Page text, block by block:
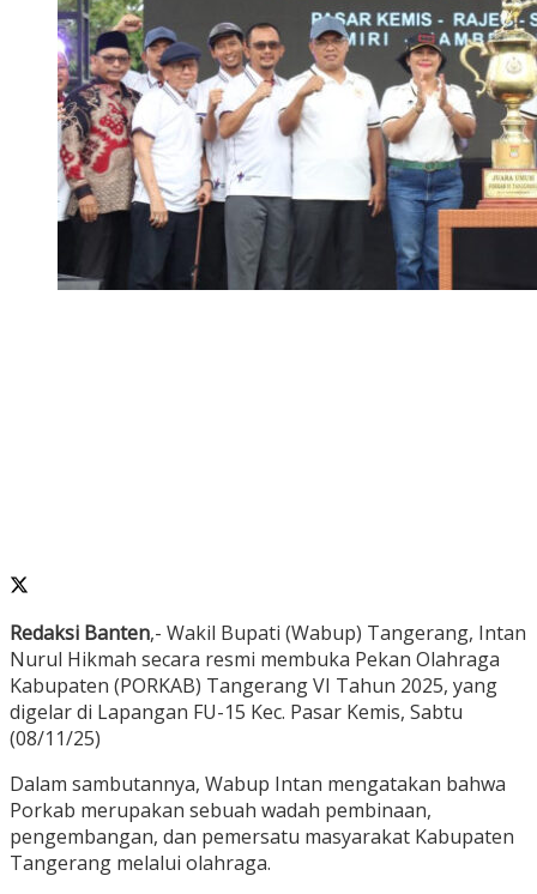
Redaksi Banten,- Wakil Bupati (Wabup) Tangerang, Intan
Nurul Hikmah secara resmi membuka Pekan Olahraga
Kabupaten (PORKAB) Tangerang VI Tahun 2025, yang
digelar di Lapangan FU-15 Kec. Pasar Kemis, Sabtu
(08/11/25)
Dalam sambutannya, Wabup Intan mengatakan bahwa
Porkab merupakan sebuah wadah pembinaan,
pengembangan, dan pemersatu masyarakat Kabupaten
Tangerang melalui olahraga.